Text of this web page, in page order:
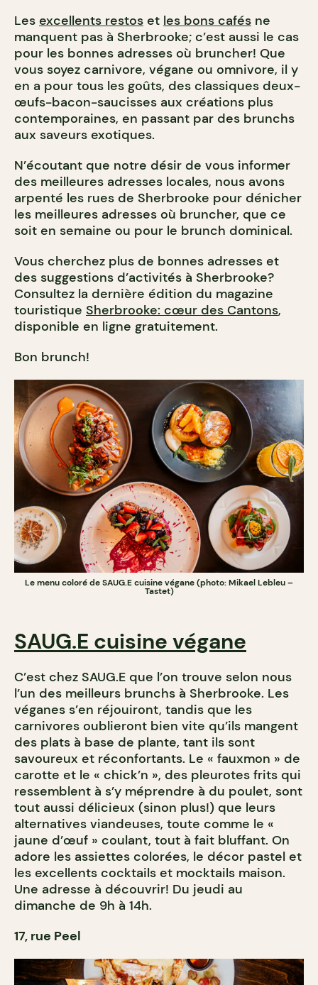
Les excellents restos et les bons cafés ne
manquent pas à Sherbrooke; c’est aussi le cas
pour les bonnes adresses où bruncher! Que
vous soyez carnivore, végane ou omnivore, il y
en a pour tous les goûts, des classiques deux-
œufs-bacon-saucisses aux créations plus
contemporaines, en passant par des brunchs
aux saveurs exotiques.
N’écoutant que notre désir de vous informer
des meilleures adresses locales, nous avons
arpenté les rues de Sherbrooke pour dénicher
les meilleures adresses où bruncher, que ce
soit en semaine ou pour le brunch dominical.
Vous cherchez plus de bonnes adresses et
des suggestions d’activités à Sherbrooke?
Consultez la dernière édition du magazine
touristique Sherbrooke: cœur des Cantons,
disponible en ligne gratuitement.
Bon brunch!
Le menu coloré de SAUG.E cuisine végane (photo: Mikael Lebleu –
Tastet)
SAUG.E cuisine végane
C’est chez SAUG.E que l’on trouve selon nous
l’un des meilleurs brunchs à Sherbrooke. Les
véganes s’en réjouiront, tandis que les
carnivores oublieront bien vite qu’ils mangent
des plats à base de plante, tant ils sont
savoureux et réconfortants. Le « fauxmon » de
carotte et le « chick’n », des pleurotes frits qui
ressemblent à s’y méprendre à du poulet, sont
tout aussi délicieux (sinon plus!) que leurs
alternatives viandeuses, toute comme le «
jaune d’œuf » coulant, tout à fait bluffant. On
adore les assiettes colorées, le décor pastel et
les excellents cocktails et mocktails maison.
Une adresse à découvrir! Du jeudi au
dimanche de 9h à 14h.
17, rue Peel